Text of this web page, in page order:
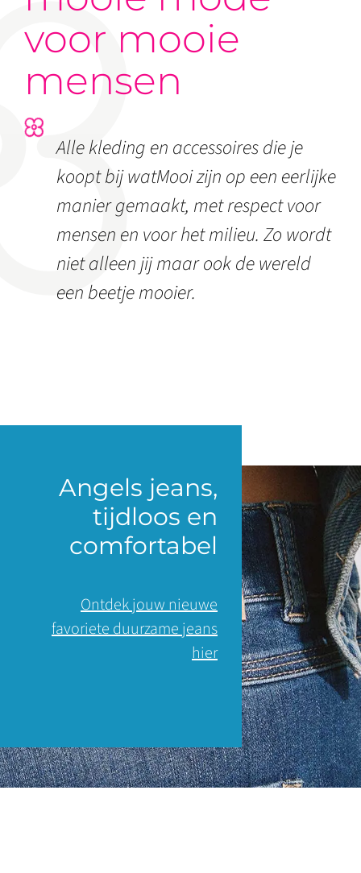
voor mooie
mensen
Alle kleding en accessoires die je
koopt bij watMooi zijn op een eerlijke
manier gemaakt, met respect voor
mensen en voor het milieu. Zo wordt
niet alleen jij maar ook de wereld
een beetje mooier.
Angels jeans,
tijdloos en
comfortabel
Ontdek jouw nieuwe
favoriete duurzame jeans
hier